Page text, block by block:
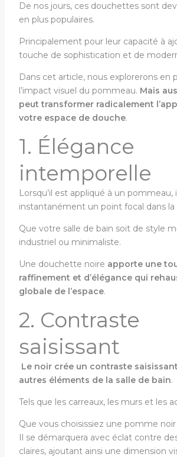
De nos jours, ces douchettes sont
en plus populaires.
Principalement pour leur capacité à
touche de sophistication et de
Dans cet article, nous explorerons en
l’impact visuel du pommeau. Mais
peut transformer radicalement
votre espace de douche.
1. Élégance
intemporelle
Lorsqu’il est appliqué à un pommeau,
instantanément un point focal dans la
Que votre salle de bain soit de style
industriel ou minimaliste.
Une douchette noire apporte une
raffinement et d’élégance qui
globale de l’espace.
2. Contraste
saisissant
Le noir crée un contraste
autres éléments de la salle de bain.
Tels que les carreaux, les murs et les
Que vous choisissiez une pomme
Il se démarquera avec éclat contre
claires, ajoutant ainsi une dimension